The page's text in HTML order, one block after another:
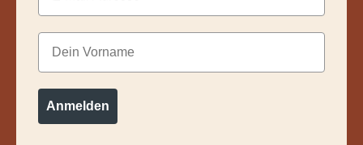
Dein Vorname
Anmelden